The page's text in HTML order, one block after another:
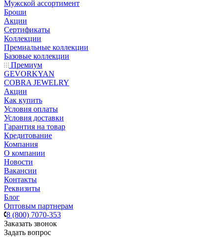
Мужской ассортимент
Броши
Акции
Сертификаты
Коллекции
Премиальные коллекции
Базовые коллекции
Премиум
GEVORKYAN
COBRA JEWELRY
Акции
Как купить
Условия оплаты
Условия доставки
Гарантия на товар
Кредитование
Компания
О компании
Новости
Вакансии
Контакты
Реквизиты
Блог
Оптовым партнерам
8 (800) 7070-353
Заказать звонок
Задать вопрос